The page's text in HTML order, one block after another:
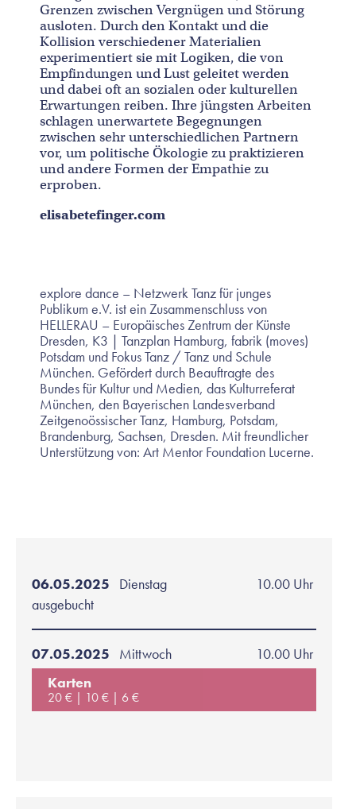
Grenzen zwischen Vergnügen und Störung
ausloten. Durch den Kontakt und die
Kollision verschiedener Materialien
experimentiert sie mit Logiken, die von
Empfindungen und Lust geleitet werden
und dabei oft an sozialen oder kulturellen
Erwartungen reiben. Ihre jüngsten Arbeiten
schlagen unerwartete Begegnungen
zwischen sehr unterschiedlichen Partnern
vor, um politische Ökologie zu praktizieren
und andere Formen der Empathie zu
erproben.
elisabetefinger.com
explore dance – Netzwerk Tanz für junges
Publikum e.V. ist ein Zusammenschluss von
HELLERAU – Europäisches Zentrum der Künste
Dresden, K3 | Tanzplan Hamburg, fabrik (moves)
Potsdam und Fokus Tanz / Tanz und Schule
München. Gefördert durch Beauftragte des
Bundes für Kultur und Medien, das Kulturreferat
München, den Bayerischen Landesverband
Zeitgenoössischer Tanz, Hamburg, Potsdam,
Brandenburg, Sachsen, Dresden. Mit freundlicher
Unterstützung von: Art Mentor Foundation Lucerne.
06.05.2025 Dienstag
10.00 Uhr
ausgebucht
07.05.2025 Mittwoch
10.00 Uhr
Karten
20 € 10 € 6 €